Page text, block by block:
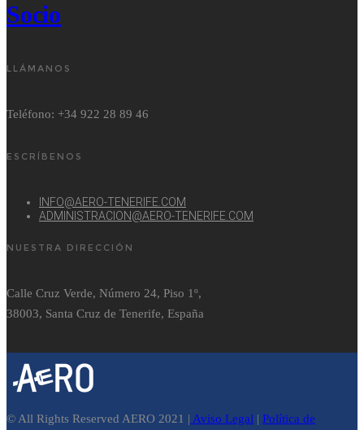
Socio
LLÁMANOS
Teléfono: +34 922 28 89 46
ESCRÍBENOS
INFO@AERO-TENERIFE.COM
ADMINISTRACION@AERO-TENERIFE.COM
NUESTRA DIRECCIÓN
Calle Cruz Verde, Número 24, Piso 1º,
38003, Santa Cruz de Tenerife, España
© All Rights Reserved AERO 2021 | Aviso Legal | Política de